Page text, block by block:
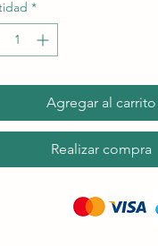
*
Agregar al carrito
Realizar compra